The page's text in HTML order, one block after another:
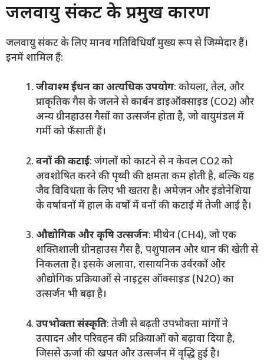
जलवायु संकट के प्रमुख कारण
जलवायु संकट के लिए मानव गतिविधियाँ मुख्य रूप से जिम्मेदार हैं।
इनमें शामिल हैं:
जीवाश्म ईंधन का अत्यधिक उपयोग: कोयला, तेल, और
प्राकृतिक गैस के जलने से कार्बन डाइऑक्साइड (CO2) और
अन्य ग्रीनहाउस गैसों का उत्सर्जन होता है, जो वायुमंडल में
गर्मी को फँसाती हैं।
वनों की कटाई: जंगलों को काटने से न केवल CO2 को
अवशोषित करने की पृथ्वी की क्षमता कम होती है, बल्कि यह
जैव विविधता के लिए भी खतरा है। अमेज़न और इंडोनेशिया
के वर्षावनों में हाल के वर्षों में वनों की कटाई में तेजी आई है।
औद्योगिक और कृषि उत्सर्जन: मीथेन (CH4), जो एक
शक्तिशाली ग्रीनहाउस गैस है, पशुपालन और धान की खेती से
निकलता है। इसके अलावा, रासायनिक उर्वरकों और
औद्योगिक प्रक्रियाओं से नाइट्रस ऑक्साइड (N2O) का
उत्सर्जन भी बढ़ा है।
उपभोक्ता संस्कृति: तेजी से बढ़ती उपभोक्ता मांगों ने
उत्पादन और परिवहन की प्रक्रियाओं को बढ़ावा दिया है,
जिससे ऊर्जा की खपत और उत्सर्जन में वृद्धि हुई है।